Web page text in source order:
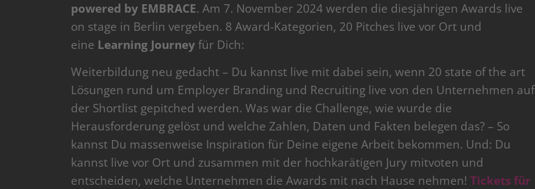
powered by EMBRACE. Am 7. November 2024 werden die diesjährigen Awards live
on stage in Berlin vergeben. 8 Award-Kategorien, 20 Pitches live vor Ort und
eine Learning Journeyfür Dich:
Weiterbildung neu gedacht – Du kannst live mit dabei sein, wenn 20 state of the art
Lösungen rund um Employer Branding und Recruiting live von den Unternehmen auf
der Shortlist gepitched werden. Was war die Challenge, wie wurde die
Herausforderung gelöst und welche Zahlen, Daten und Fakten belegen das? – So
kannst Du massenweise Inspiration für Deine eigene Arbeit bekommen. Und: Du
kannst live vor Ort und zusammen mit der hochkarätigen Jury mitvoten und
entscheiden, welche Unternehmen die Awards mit nach Hause nehmen! Tickets für